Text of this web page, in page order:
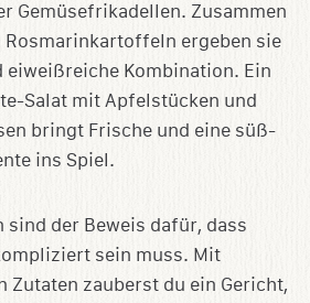
Gemüsefrikadellen. Zusammen
ergeben sie
eiweißreiche Kombination. Ein
Salat mit Apfelstücken und
bringt Frische und eine süß-
ins Spiel.
der Beweis dafür, dass
sein muss. Mit
Zutaten zauberst du ein Gericht,